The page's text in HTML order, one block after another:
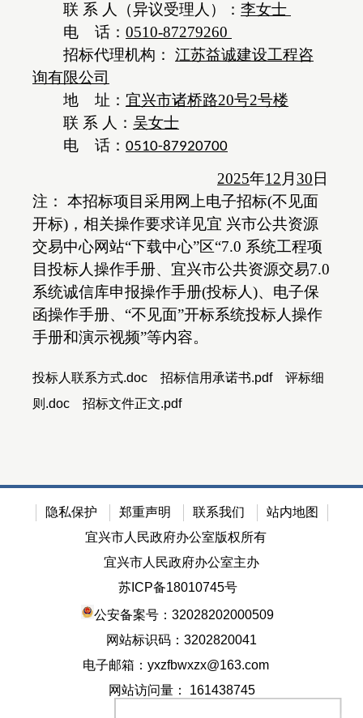
联 系 人（异议受理人）： 李女士
电
话： 0510-87279260
招标代理机构：
江苏益诚建设工程咨
询有限公司
地
址： 宜兴市诸桥路20号2号楼
联 系 人： 吴女士
电
话： 0510-87920700
2025年12 月 30 日
注：
本招标项目采用网上电子招标(不见面
开标)，相关操作要求详见宜 兴市公共资源
交易中心网站“下载中心”区“7.0 系统工程项
目投标人操作手册、宜兴市公共资源交易7.0
系统诚信库申报操作手册(投标人)、电子保
函操作手册、“不见面”开标系统投标人操作
手册和演示视频”等内容。
投标人联系方式.doc 招标信用承诺书.pdf
评标细
则.doc
招标文件正文.pdf
隐私保护 郑重声明 联系我们
站内地图
宜兴市人民政府办公室版权所有
宜兴市人民政府办公室主办
苏ICP备18010745号
公安备案号：32028202000509
网站标识码：3202820041
电子邮箱：yxzfbwxzx@163.com
网站访问量：
161438745